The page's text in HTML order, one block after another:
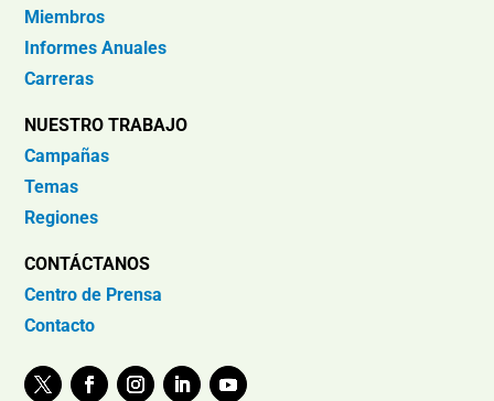
Miembros
Informes Anuales
Carreras
NUESTRO TRABAJO
Campañas
Temas
Regiones
CONTÁCTANOS
Centro de Prensa
Contacto